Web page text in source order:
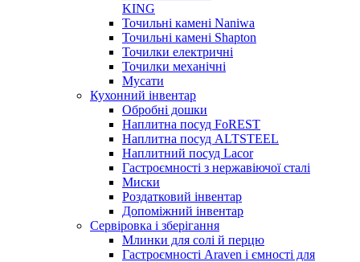
KING
Точильні камені Naniwa
Точильні камені Shapton
Точилки електричні
Точилки механічні
Мусати
Кухонний інвентар
Обробні дошки
Наплитна посуд FoREST
Наплитна посуд ALTSTEEL
Наплитний посуд Lacor
Гастроємності з нержавіючої сталі
Миски
Роздатковий інвентар
Допоміжний інвентар
Сервіровка і зберігання
Млинки для солі й перцю
Гастроємності Araven і ємності для